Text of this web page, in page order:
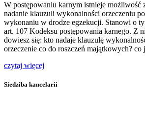
W postępowaniu karnym istnieje możliwość
nadanie klauzuli wykonalności orzeczeniu
wykonaniu w drodze egzekucji. Stanowi o
art. 107 Kodeksu postępowania karnego. Z
dowiesz się: kto nadaje klauzulę
orzeczenie co do roszczeń majątkowych?
czytaj więcej
Siedziba kancelarii